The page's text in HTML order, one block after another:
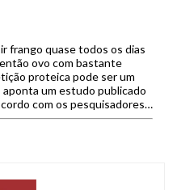
frango quase todos os dias
ovo com bastante
proteica pode ser um
aponta um estudo publicado
com os pesquisadores,
na […]